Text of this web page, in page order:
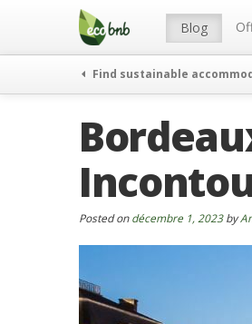
Menu Blog
Find sustainable
Posted ondécembre 1, 2023by